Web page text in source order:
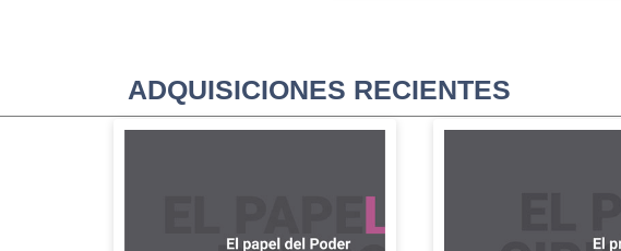
ADQUISICIONES RECIENTES